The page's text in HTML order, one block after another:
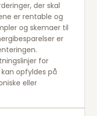
der skal
er rentable og
og skemaer til
er
for
opfyldes på
eller